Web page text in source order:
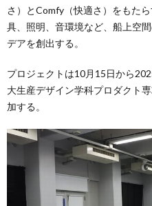
さ）とComfy（快適さ）をもた
具、照明、音環境など、船上空
デアを創出する。
プロジェクトは10月15日から
大生産デザイン学科プロダクト
加する。